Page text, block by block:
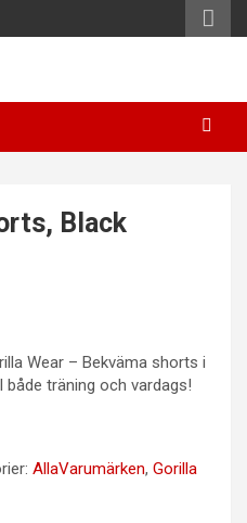
Black
Wear – Bekväma shorts i
träning och vardags!
AllaVarumärken, Gorilla